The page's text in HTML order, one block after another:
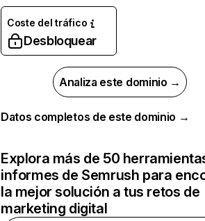
Coste del tráfico
Desbloquear
Analiza este dominio →
Datos completos de este dominio →
Explora más de 50
informes de Semrush para
la mejor solución a tus retos de
marketing digital